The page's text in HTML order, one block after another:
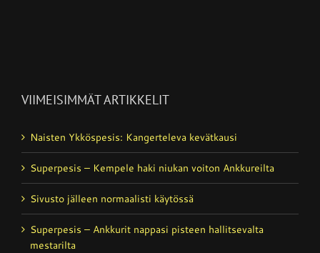
VIIMEISIMMÄT ARTIKKELIT
Naisten Ykköspesis: Kangerteleva kevätkausi
Superpesis – Kempele haki niukan voiton Ankkureilta
Sivusto jälleen normaalisti käytössä
Superpesis – Ankkurit nappasi pisteen hallitsevalta
mestarilta